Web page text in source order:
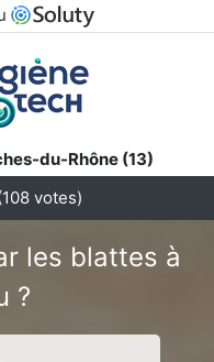
du-Rhône (13)
108 votes)
les blattes à
?